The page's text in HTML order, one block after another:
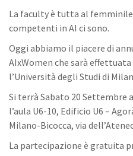
La faculty è tutta al
competenti in AI ci sono.
Oggi abbiamo il piacere di
AIxWomen che sarà
l’Università degli Studi di
Si terrà Sabato 20 Settembre
l’aula U6-10, Edificio U6 –
Milano-Bicocca, via
La partecipazione è gratuita